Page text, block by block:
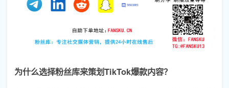
为什么选择粉丝库来策划TikTok爆款内容？